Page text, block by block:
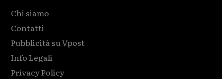
Chi siamo
Contatti
Pubblicità su Vpost
Info Legali
Privacy Policy